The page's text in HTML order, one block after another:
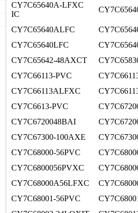
CY7C65640A-LFXC
IC
CY7C65640ALFC
CY7C65640LFC
CY7C65642-48AXCT
CY7C66113-PVC
CY7C66113ALFXC
CY7C6613-PVC
CY7C6720048BAI
CY7C67300-100AXE
CY7C68000-56PVC
CY7C6800056PVXC
CY7C68000A56LFXC
CY7C68001-56PVC